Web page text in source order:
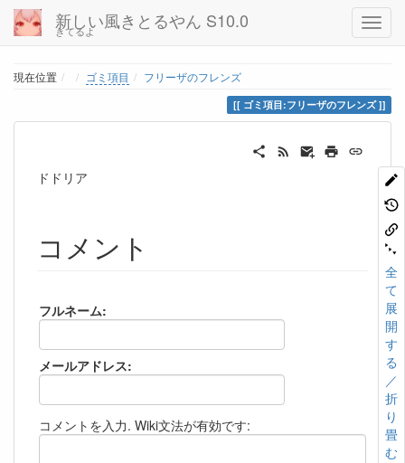
新しい風きとるやん S10.0
きてるよ
現在位置 Homeゴミ項目 フリーザのフレンズ
ゴミ項目:フリーザのフレンズ
全
て
展
開
す
る
／
折
り
畳
む
ドドリア
コメント
フルネーム:
メールアドレス:
コメントを入力. Wiki文法が有効です: